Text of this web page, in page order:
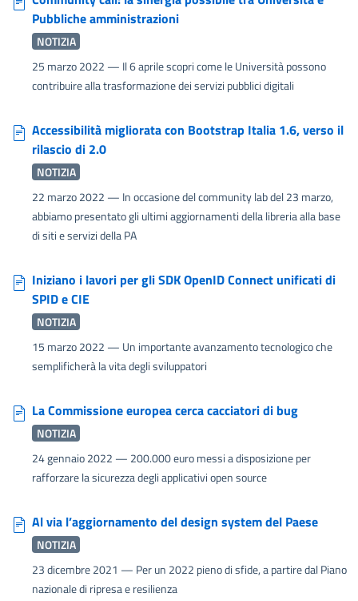
Pubbliche amministrazioni
NOTIZIA
25 marzo 2022 — Il 6 aprile scopri come le Università possono
contribuire alla trasformazione dei servizi pubblici digitali
Accessibilità migliorata con Bootstrap Italia 1.6, verso il
rilascio di 2.0
NOTIZIA
22 marzo 2022 — In occasione del community lab del 23 marzo,
abbiamo presentato gli ultimi aggiornamenti della libreria alla base
di siti e servizi della PA
Iniziano i lavori per gli SDK OpenID Connect unificati di
SPID e CIE
NOTIZIA
15 marzo 2022 — Un importante avanzamento tecnologico che
semplificherà la vita degli sviluppatori
La Commissione europea cerca cacciatori di bug
NOTIZIA
24 gennaio 2022 — 200.000 euro messi a disposizione per
rafforzare la sicurezza degli applicativi open source
Al via l’aggiornamento del design system del Paese
NOTIZIA
23 dicembre 2021 — Per un 2022 pieno di sfide, a partire dal Piano
nazionale di ripresa e resilienza